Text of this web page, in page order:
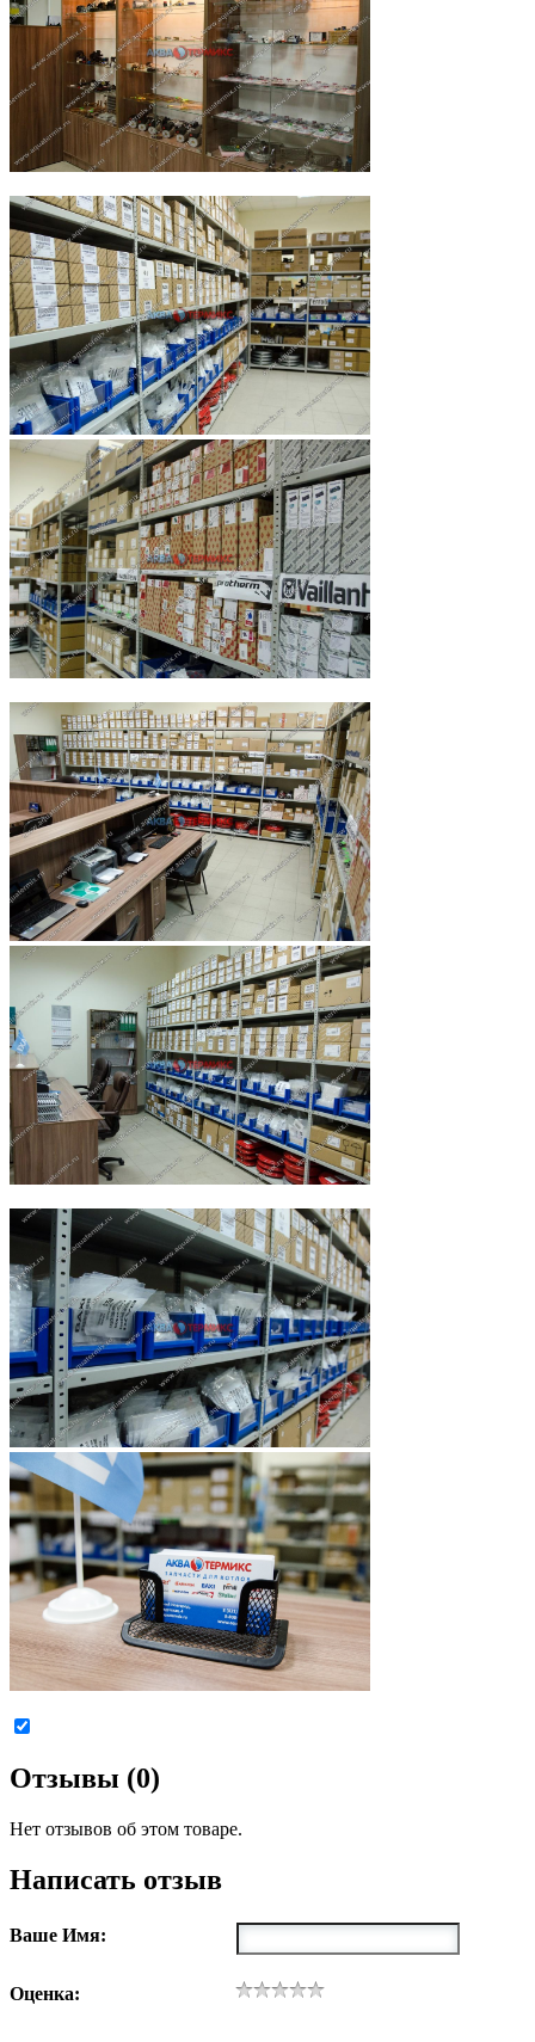
Отзывы (0)
Нет отзывов об этом товаре.
Написать отзыв
Ваше Имя:
Оценка: